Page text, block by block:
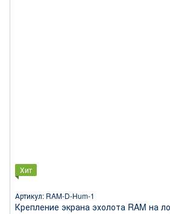
Хит
Артикул: RAM-D-Hum-1
Крепление экрана эхолота RAM на